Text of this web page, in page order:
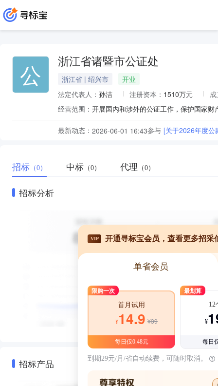
公 浙江省诸暨市公证处
浙江省 | 绍兴市
开业
法定代表人： 孙洁 注册资本： 1510万元
经营范围： 开展国内和涉外的公证工作，保护国家
最新动态： 2026-06-01 16:43参与 [关于2026年度公
招标 （0） 中标 （0） 代理 （0）
招标分析
招标产品
VIP 开通寻标宝会员，查看更多招采
单省会员
限购一次
首月试用
¥14.9 ¥39
每日仅0.48元
最划算
12
¥
每日
到期29元/月/省自动续费，可随时取消。